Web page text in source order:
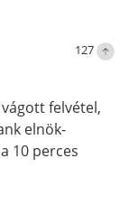
127
vágott felvétel,
elnök-
10 perces